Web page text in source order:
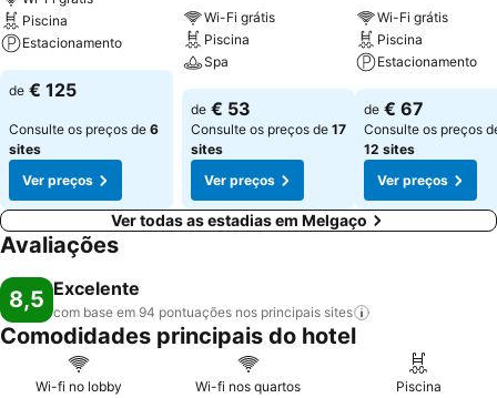
Piscina
Estacionamento
de € 125
Consulte os preços de 6
sites
Ver preços
Wi-Fi grátis
Piscina
Spa
de € 53
Consulte os preços de 17
sites
Ver preços
Wi-Fi grátis
Piscina
Estacionamento
de € 67
Consulte os preços
12 sites
Ver preços
Ver todas as estadias em Melgaço
Avaliações
8,5 Excelente
com base em 94 pontuações nos principais sites
Comodidades principais do hotel
Wi-fi no lobby Wi-fi nos quartos Piscina